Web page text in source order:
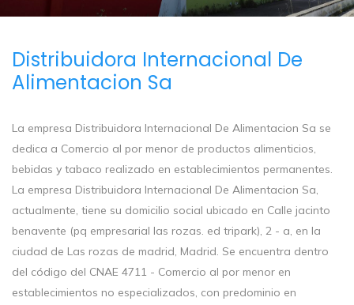
Distribuidora Internacional De
Alimentacion Sa
La empresa Distribuidora Internacional De Alimentacion Sa se
dedica a Comercio al por menor de productos alimenticios,
bebidas y tabaco realizado en establecimientos permanentes.
La empresa Distribuidora Internacional De Alimentacion Sa,
actualmente, tiene su domicilio social ubicado en Calle jacinto
benavente (pq empresarial las rozas. ed tripark), 2 - a, en la
ciudad de Las rozas de madrid, Madrid. Se encuentra dentro
del código del CNAE 4711 - Comercio al por menor en
establecimientos no especializados, con predominio en